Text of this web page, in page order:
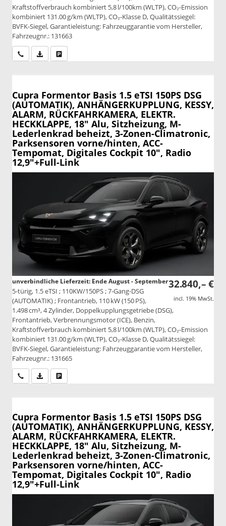
Kraftstoffverbrauch kombiniert 5,8 l/100km (WLTP), CO₂-Emission
kombiniert 131.00 g/km (WLTP), CO₂-Klasse D, Qualitätssiegel:
BVFK-Siegel, Garantieleistung: Fahrzeuggarantie vom Hersteller,
Fahrzeugnr.: 131663
Wir rufen Sie anPDF-Datei, Fahrzeugexposé drucken
Cupra Formentor Basis 1.5 eTSI 150PS DSG
(AUTOMATIK), ANHÄNGERKUPPLUNG, KESSY,
ALARM, RÜCKFAHRKAMERA, ELEKTR.
HECKKLAPPE, 18" Alu, Sitzheizung, M-
Lederlenkrad beheizt, 3-Zonen-Climatronic,
Parksensoren vorne/hinten, ACC-
Tempomat, Digitales Cockpit 10", Radio
12,9"+Full-Link
32.840,– €
incl. 19% MwSt.
unverbindliche Lieferzeit: Ende August - September
5-türig, 1.5 eTSI ; 110KW/150PS ; 7-Gang-DSG
(AUTOMATIK) ; Frontantrieb, 110 kW (150 PS),
1.498 cm³, 4 Zylinder, Doppelkupplungsgetriebe (DSG),
Frontantrieb, Verbrennungsmotor (ICE), Benzin,
Kraftstoffverbrauch kombiniert 5,8 l/100km (WLTP), CO₂-Emission
kombiniert 131.00 g/km (WLTP), CO₂-Klasse D, Qualitätssiegel:
BVFK-Siegel, Garantieleistung: Fahrzeuggarantie vom Hersteller,
Fahrzeugnr.: 131665
Wir rufen Sie anPDF-Datei, Fahrzeugexposé drucken
Cupra Formentor Basis 1.5 eTSI 150PS DSG
(AUTOMATIK), ANHÄNGERKUPPLUNG, KESSY,
ALARM, RÜCKFAHRKAMERA, ELEKTR.
HECKKLAPPE, 18" Alu, Sitzheizung, M-
Lederlenkrad beheizt, 3-Zonen-Climatronic,
Parksensoren vorne/hinten, ACC-
Tempomat, Digitales Cockpit 10", Radio
12,9"+Full-Link